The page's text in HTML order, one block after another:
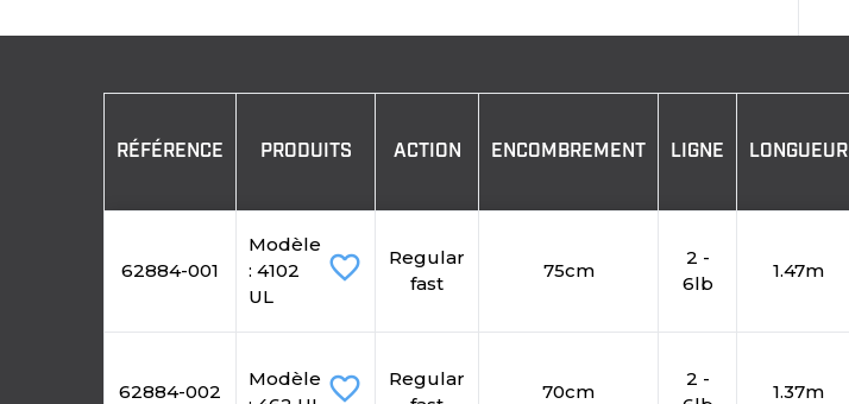
RÉFÉRENCE PRODUITS ACTION ENCOMBREMENT LIGNE LONGUEUR
62884-001
Modèle
: 4102
UL
favorite_border
Regular
fast
75cm
2 -
6lb
1.47m
62884-002
Modèle favorite_border
Regular
70cm
2 -
1.37m